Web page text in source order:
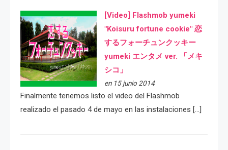
[Video] Flashmob yumeki
"Koisuru fortune cookie" 恋
するフォーチュンクッキー
yumeki エンタメ ver. 「メキ
シコ」
en 15 junio 2014
Finalmente tenemos listo el video del Flashmob
realizado el pasado 4 de mayo en las instalaciones […]